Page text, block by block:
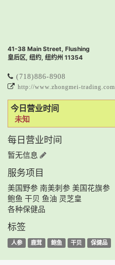
41-38 Main Street, Flushing
皇后区, 纽约, 纽约州 11354
(718)886-8908
http://www.zhongmei-trading.com
今日营业时间
未知
每日营业时间
暂无信息
服务项目
美国野参 南美刺参 美国花旗参
鲍鱼 干贝 鱼油 灵芝皇
各种保健品
标签
人参 鹿茸 鲍鱼 干贝 保健品